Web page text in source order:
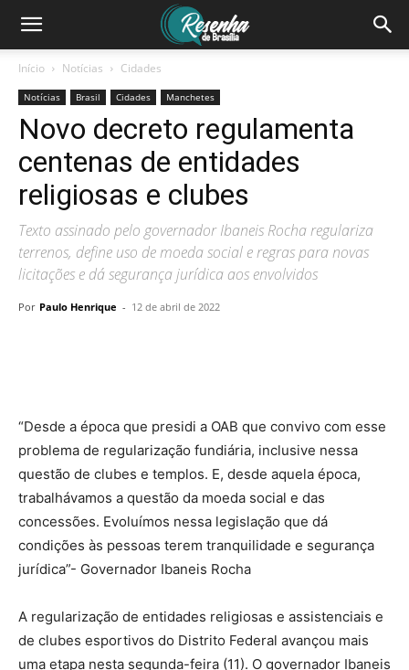
Início Notícias Cidades
Notícias Brasil Cidades Manchetes
Novo decreto regulamenta
centenas de entidades
religiosas e clubes
Texto assinado pelo governador Ibaneis Rocha regulariza
terrenos, define uso de moeda social e regras para novas
licitações e dá segurança jurídica aos envolvidos
Por Paulo Henrique - 12 de abril de 2022
“Desde a época que presidi a OAB que convivo com esse
problema de regularização fundiária, inclusive nessa
questão de clubes e templos. E, desde aquela época,
trabalhávamos a questão da moeda social e das
concessões. Evoluímos nessa legislação que dá
condições às pessoas terem tranquilidade e segurança
jurídica”- Governador Ibaneis Rocha
A regularização de entidades religiosas e assistenciais e
de clubes esportivos do Distrito Federal avançou mais
uma etapa nesta segunda-feira (11). O governador Ibaneis